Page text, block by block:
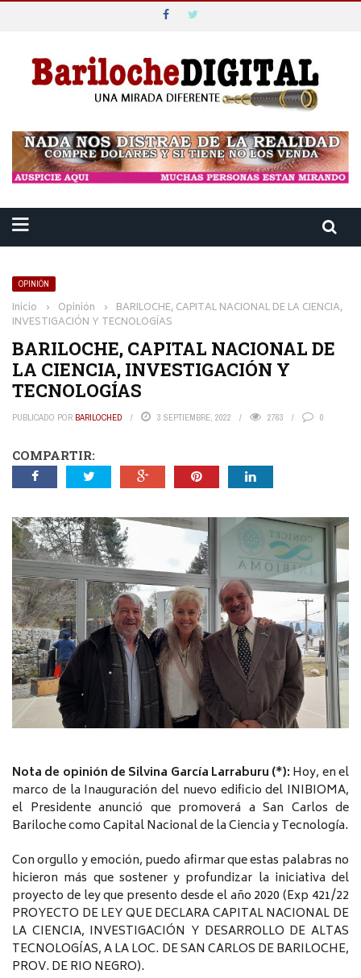
OPINIÓN
Inicio › Opinión › BARILOCHE, CAPITAL NACIONAL DE LA CIENCIA,
INVESTIGACIÓN Y TECNOLOGÍAS
BARILOCHE, CAPITAL NACIONAL DE
LA CIENCIA, INVESTIGACIÓN Y
TECNOLOGÍAS
PUBLICADO POR BARILOCHED 3 SEPTIEMBRE, 2022 2763 0
COMPARTIR:
Nota de opinión de Silvina García Larraburu (*): Hoy, en el
marco de la Inauguración del nuevo edificio del INIBIOMA,
el Presidente anunció que promoverá a San Carlos de
Bariloche como Capital Nacional de la Ciencia y Tecnología.
Con orgullo y emoción, puedo afirmar que estas palabras no
hicieron más que sostener y profundizar la iniciativa del
proyecto de ley que presento desde el año 2020 (Exp 421/22
PROYECTO DE LEY QUE DECLARA CAPITAL NACIONAL DE
LA CIENCIA, INVESTIGACIÓN Y DESARROLLO DE ALTAS
TECNOLOGÍAS, A LA LOC. DE SAN CARLOS DE BARILOCHE,
PROV. DE RIO NEGRO).